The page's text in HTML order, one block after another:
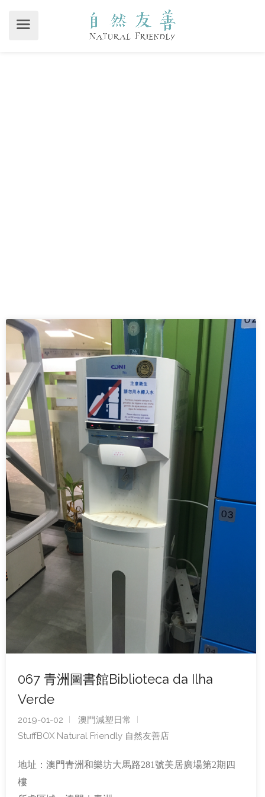
067 青洲圖書館Biblioteca da Ilha
Verde
2019-01-02
澳門減塑日常
StuffBOX Natural Friendly 自然友善店
地址：澳門青洲和樂坊大馬路281號美居廣場第2期四
樓